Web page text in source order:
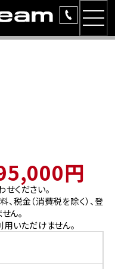
円
ください。
税金（消費税を除く）、登
ん。
いただけません。
一覧